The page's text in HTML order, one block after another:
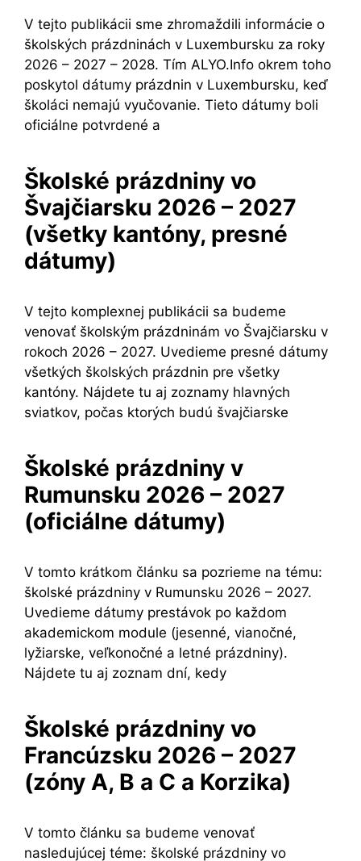
V tejto publikácii sme zhromaždili informácie o
školských prázdninách v Luxembursku za roky
2026 – 2027 – 2028. Tím ALYO.Info okrem toho
poskytol dátumy prázdnin v Luxembursku, keď
školáci nemajú vyučovanie. Tieto dátumy boli
oficiálne potvrdené a
Školské prázdniny vo
Švajčiarsku 2026 – 2027
(všetky kantóny, presné
dátumy)
V tejto komplexnej publikácii sa budeme
venovať školským prázdninám vo Švajčiarsku v
rokoch 2026 – 2027. Uvedieme presné dátumy
všetkých školských prázdnin pre všetky
kantóny. Nájdete tu aj zoznamy hlavných
sviatkov, počas ktorých budú švajčiarske
Školské prázdniny v
Rumunsku 2026 – 2027
(oficiálne dátumy)
V tomto krátkom článku sa pozrieme na tému:
školské prázdniny v Rumunsku 2026 – 2027.
Uvedieme dátumy prestávok po každom
akademickom module (jesenné, vianočné,
lyžiarske, veľkonočné a letné prázdniny).
Nájdete tu aj zoznam dní, kedy
Školské prázdniny vo
Francúzsku 2026 – 2027
(zóny A, B a C a Korzika)
V tomto článku sa budeme venovať
nasledujúcej téme: školské prázdniny vo